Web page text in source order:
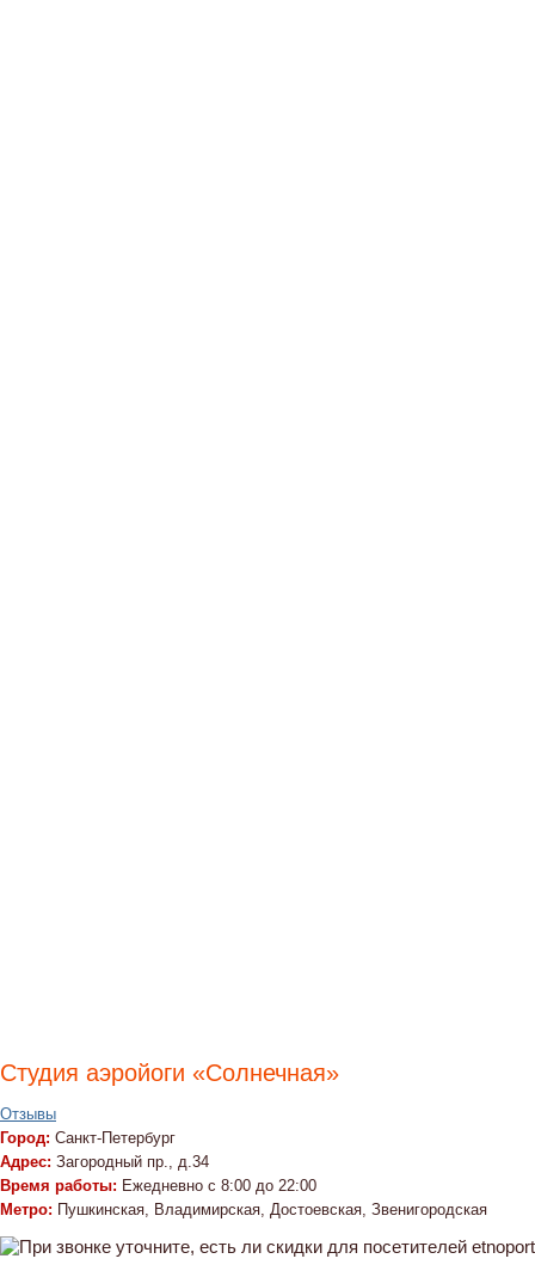
Студия аэройоги «Солнечная»
Отзывы
Город: Санкт-Петербург
Адрес: Загородный пр., д.34
Время работы: Ежедневно с 8:00 до 22:00
Метро: Пушкинская, Владимирская, Достоевская, Звенигородская